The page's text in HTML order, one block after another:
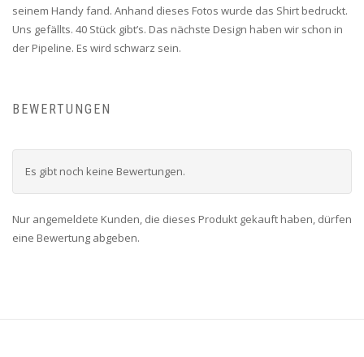
seinem Handy fand. Anhand dieses Fotos wurde das Shirt bedruckt.
Uns gefällts. 40 Stück gibt’s. Das nächste Design haben wir schon in
der Pipeline. Es wird schwarz sein.
BEWERTUNGEN
Es gibt noch keine Bewertungen.
Nur angemeldete Kunden, die dieses Produkt gekauft haben, dürfen
eine Bewertung abgeben.